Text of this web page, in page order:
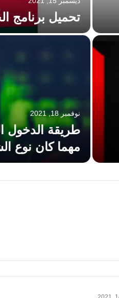
تحميل برنامج
نوفمبر 18, 2021
مهما كان نوع